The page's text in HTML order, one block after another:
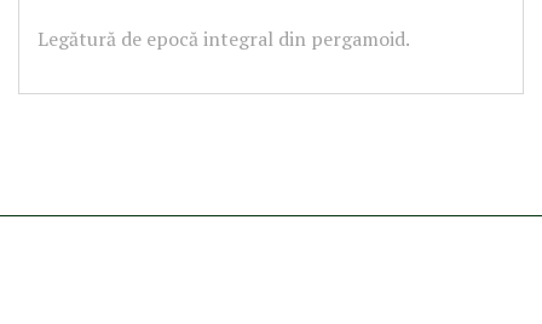
Legătură de epocă integral din pergamoid.